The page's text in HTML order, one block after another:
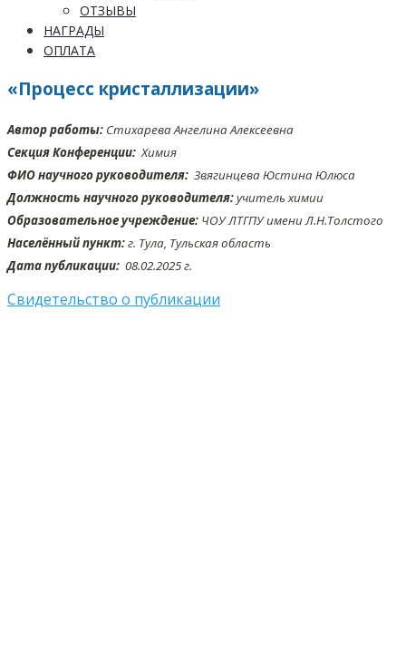
ОТЗЫВЫ
НАГРАДЫ
ОПЛАТА
«Процесс кристаллизации»
Автор работы: Стихарева Ангелина Алексеевна
Секция Конференции: Химия
ФИО научного руководителя: Звягинцева Юстина Юлюса
Должность научного руководителя:учитель химии
Образовательное учреждение: ЧОУ ЛТГПУ имени Л.Н.Толстого
Населённый пункт:г. Тула, Тульская область
Дата публикации: 08.02.2025 г.
Свидетельство о публикации